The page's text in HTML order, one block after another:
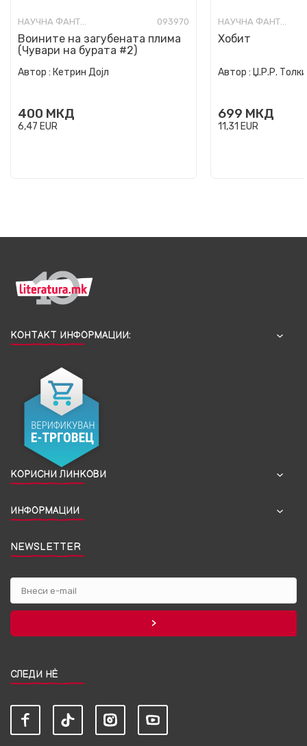
НАУЧНА ФАНТАСТИКА И ФАНТАЗИЈА ЗА МЛАДИ 093970
Воините на загубената плима
(Чувари на бурата #2)
Автор : Кетрин Дојл
400 МКД
6,47 EUR
НАУЧНА ФАНТАСТИКА И ФАНТАЗИЈА ЗА МЛАДИ
Хобит
Автор : Џ.Р.Р.
699 МКД
11,31 EUR
КОНТАКТ ИНФОРМАЦИИ:
КОРИСНИ ЛИНКОВИ
ИНФОРМАЦИИ
NEWSLETTER
СЛЕДИ НЀ